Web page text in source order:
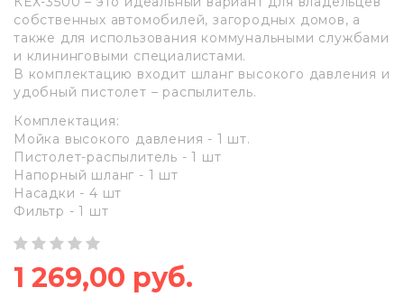
собственных автомобилей, загородных домов, а
также для использования коммунальными службами
и клининговыми специалистами.
В комплектацию входит шланг высокого давления и
удобный пистолет – распылитель.
Комплектация:
Мойка высокого давления - 1 шт.
Пистолет-распылитель - 1 шт
Напорный шланг - 1 шт
Насадки - 4 шт
Фильтр - 1 шт
1 269,00 руб.